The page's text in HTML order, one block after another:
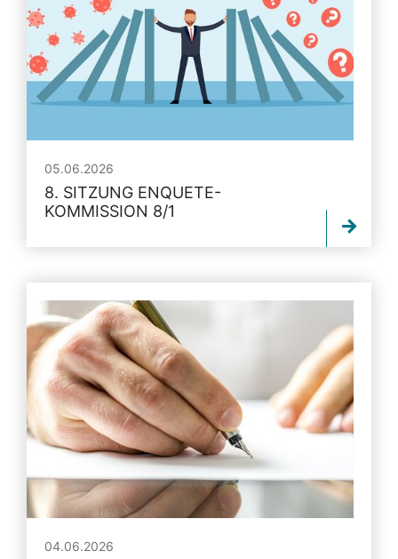
05.06.2026
8. SITZUNG ENQUETE-
KOMMISSION 8/1
04.06.2026